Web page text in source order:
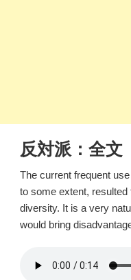
反対派：全文
The current frequent
to some extent,
diversity. It is a very
would bring